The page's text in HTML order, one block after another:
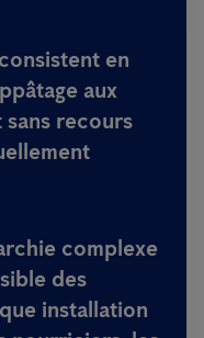
en
aux
recours
complexe
des
installation